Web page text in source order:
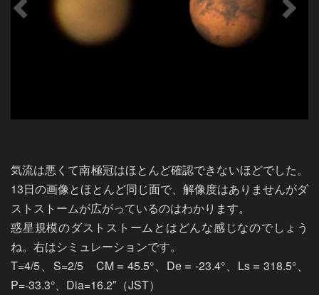
気流は悪くて南極冠はほとんど確認できないほどでした。
13日の画像とほとんど同じ面で、解像度はありませんがダ
ストストームが広がっているのはわかります。
惑星規模のダストストームとはどんな感じなのでしょう
ね。右はシミュレーションです。
T=4/5、S=2/5　CM＝45.5°、De＝-23.4°、Ls＝318.5°、
P=-33.3°、Dia=16.2″（JST）